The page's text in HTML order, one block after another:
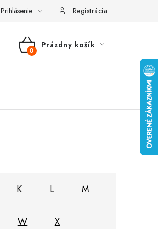
Prihlásenie Registrácia
NÁKUPNÝ
Prázdny košík
K L M
W X